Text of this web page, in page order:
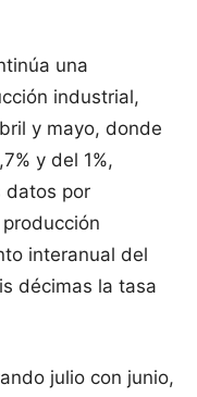
una
industrial,
y mayo, donde
y del 1%,
datos por
interanual del
décimas la tasa
julio con junio,